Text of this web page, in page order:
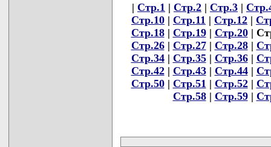
| Стр.1 | Стр.2 | Стр.3 |
Стр.10 | Стр.11 | Стр.12 |
Стр.18| Стр.19| Стр.20|
Стр.26| Стр.27| Стр.28|
Стр.34| Стр.35| Стр.36|
Стр.42| Стр.43| Стр.44|
Стр.50| Стр.51 | Стр.52|
Стр.58| Стр.59|